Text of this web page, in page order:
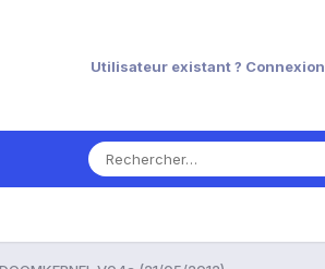
Utilisateur existant ? Connexion